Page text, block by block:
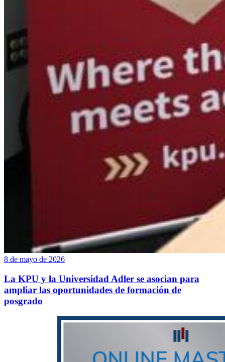
8 de mayo de 2026
La KPU y la Universidad Adler se asocian para
ampliar las oportunidades de formación de
posgrado